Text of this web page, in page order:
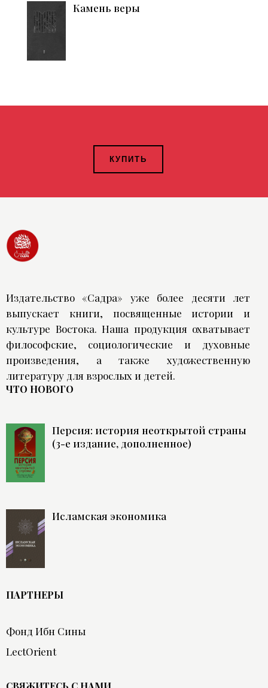
Камень веры
КУПИТЬ
Издательство «Садра» уже более десяти лет
выпускает книги, посвященные истории и
культуре Востока. Наша продукция охватывает
философские, социологические и духовные
произведения, а также художественную
литературу для взрослых и детей.
ЧТО НОВОГО
Персия: история неоткрытой страны
(3-е издание, дополненное)
Исламская экономика
ПАРТНЕРЫ
Фонд Ибн Сины
LectOrient